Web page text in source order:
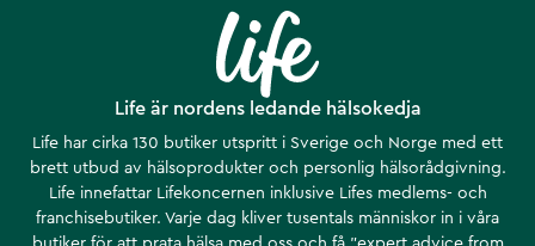
Life är nordens ledande hälsokedja
Life har cirka 130 butiker utspritt i Sverige och Norge med ett
brett utbud av hälsoprodukter och personlig hälsorådgivning.
Life innefattar Lifekoncernen inklusive Lifes medlems- och
franchisebutiker. Varje dag kliver tusentals människor in i våra